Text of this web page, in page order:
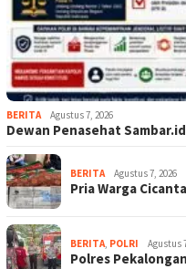
BERITA Agustus 7, 2026
Dewan Penasehat
BERITA Agustus 7, 2026
Pria Warga
BERITA, POLRI Agustus
Polres